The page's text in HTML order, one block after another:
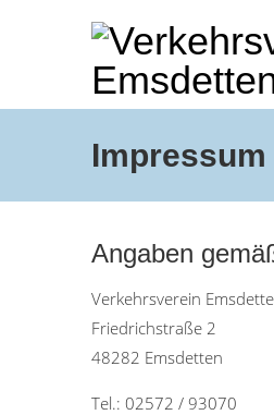
Impressum
Angaben
Verkehrsverein
Friedrichstraße 2
48282 Emsdetten
Tel.: 02572 / 93070